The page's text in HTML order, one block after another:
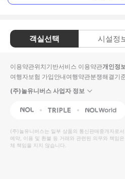
객실선택 시설정
이용약관위치기반서비스 이용약관개인정
여행자보험 가입안내여행약관분쟁해결기
(주)놀유니버스 사업자 정보
NOL Triple Interpark Global
(주)놀유니버스는 일부 상품의 통신판매중개자로
예약, 이용 및 환불 등 거래와 관련된 의무와 책임
체 책임을 지지 않습니다.